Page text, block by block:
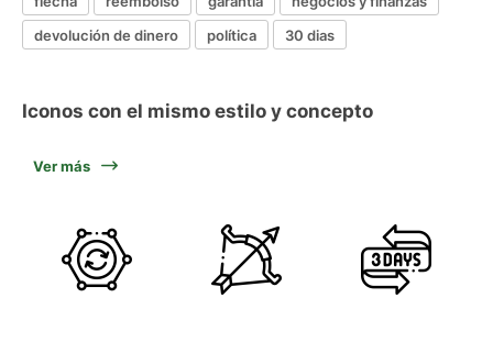
devolución de dinero
política 30 dias
Iconos con el mismo estilo y concepto
Ver más